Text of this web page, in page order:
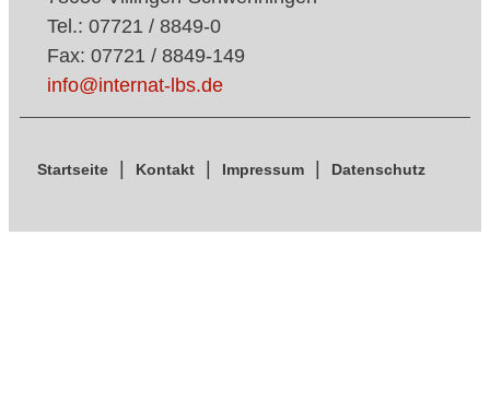
Tel.: 07721 / 8849-0
Fax: 07721 / 8849-149
info@internat-lbs.de
Startseite Kontakt Impressum Datenschutz